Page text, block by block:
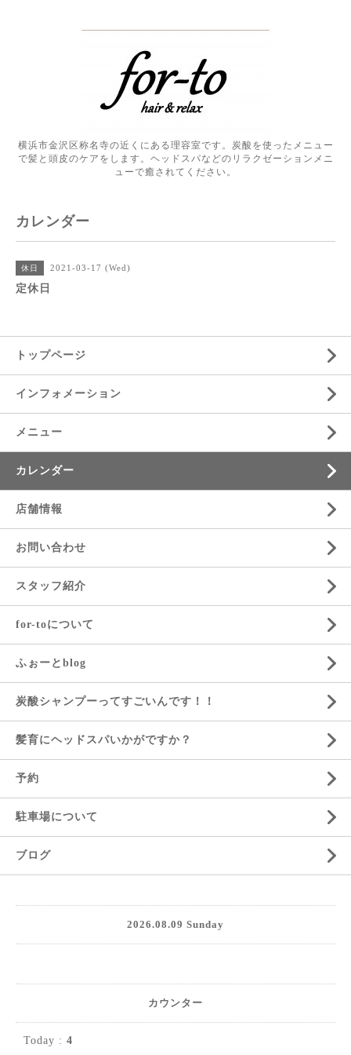
横浜市金沢区称名寺の近くにある理容室です。炭酸を使ったメニュー
で髪と頭皮のケアをします。ヘッドスパなどのリラクゼーションメニ
ューで癒されてください。
カレンダー
休日 2021-03-17 (Wed)
定休日
トップページ
インフォメーション
メニュー
カレンダー
店舗情報
お問い合わせ
スタッフ紹介
for-toについて
ふぉーとblog
炭酸シャンプーってすごいんです！！
髪育にヘッドスパいかがですか？
予約
駐車場について
ブログ
2026.08.09 Sunday
カウンター
Today : 4